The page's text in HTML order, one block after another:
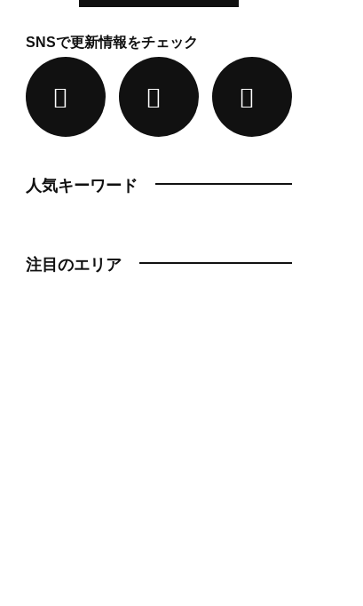
SNSで更新情報をチェック
人気キーワード
注目のエリア